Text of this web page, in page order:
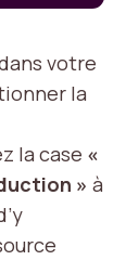
votre
la
la case «
» à